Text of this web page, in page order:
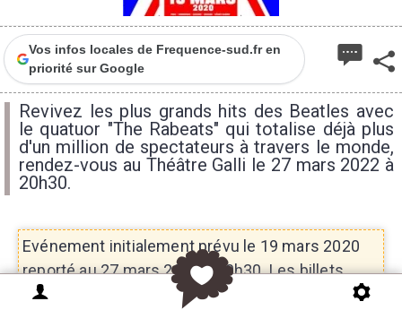
Vos infos locales de Frequence-sud.fr en
priorité sur Google
Revivez les plus grands hits des Beatles avec
le quatuor "The Rabeats" qui totalise déjà plus
d'un million de spectateurs à travers le monde,
rendez-vous au Théâtre Galli le 27 mars 2022 à
20h30.
Evénement initialement prévu le 19 mars 2020
reporté au 27 mars 2022 à 20h30. Les billets
restent valables pour cette nouvelle date.